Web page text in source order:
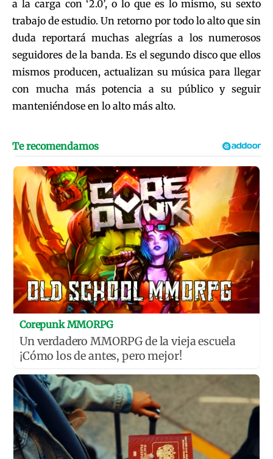
a la carga con ‘2.0’, o lo que es lo mismo, su sexto
trabajo de estudio. Un retorno por todo lo alto que sin
duda reportará muchas alegrías a los numerosos
seguidores de la banda. Es el segundo disco que ellos
mismos producen, actualizan su música para llegar
con mucha más potencia a su público y seguir
manteniéndose en lo alto más alto.
Corepunk MMORPG
Un verdadero MMORPG de la vieja escuela
¡Cómo los de antes, pero mejor!